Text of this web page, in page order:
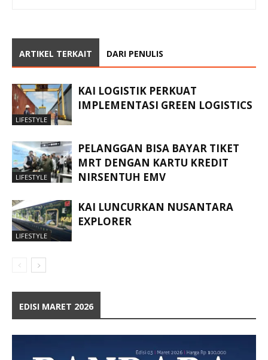
ARTIKEL TERKAIT DARI PENULIS
LIFESTYLE
KAI LOGISTIK PERKUAT
IMPLEMENTASI GREEN LOGISTICS
LIFESTYLE
PELANGGAN BISA BAYAR TIKET
MRT DENGAN KARTU KREDIT
NIRSENTUH EMV
LIFESTYLE
KAI LUNCURKAN NUSANTARA
EXPLORER
EDISI MARET 2026